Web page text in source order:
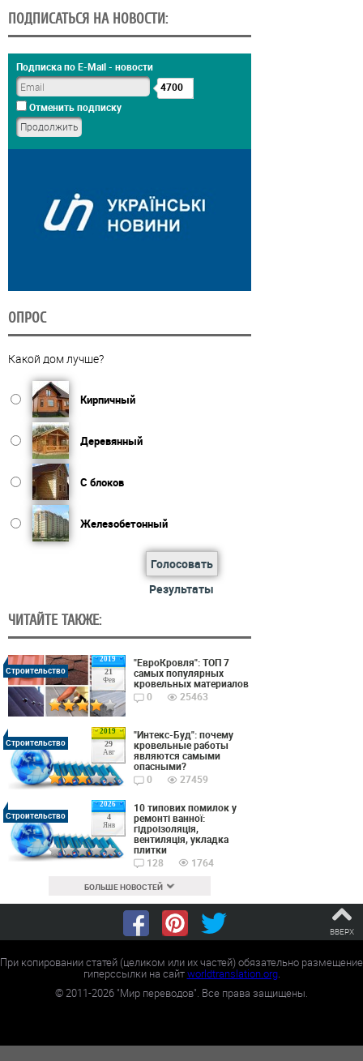
ПОДПИСАТЬСЯ НА НОВОСТИ:
Подписка по E-Mail - новости
4700
Отменить подписку
ОПРОС
Какой дом лучше?
Кирпичный
Деревянный
С блоков
Железобетонный
Голосовать
Результаты
ЧИТАЙТЕ ТАКЖЕ:
2019
21
Фев
Строительство
"ЕвроКровля": ТОП 7
самых популярных
кровельных материалов
0
25463
2019
29
Авг
Строительство
"Интекс-Буд": почему
кровельные работы
являются самыми
опасными?
0
27459
2026
4
Янв
Строительство
10 типових помилок у
ремонті ванної:
гідроізоляція,
вентиляція, укладка
плитки
128
1764
БОЛЬШЕ НОВОСТЕЙ
ВВЕРХ
При копировании статей (целиком или их частей) обязательно размещение
гиперссылки на сайтworldtranslation.org.
©2011-2026 "Мир переводов". Все права защищены.